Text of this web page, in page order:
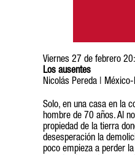
Viernes 27 de febrero
Los ausentes
Nicolás Pereda |
Solo, en una casa en la
hombre de 70 años. Al
propiedad de la tierra
desesperación la
poco empieza a perder